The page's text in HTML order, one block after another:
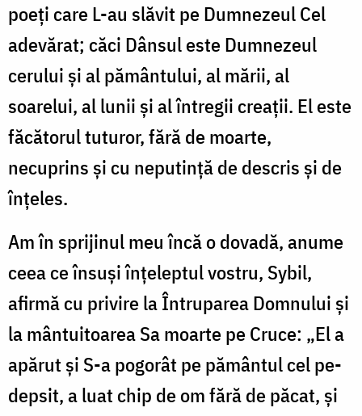
poeți care L-au slăvit pe Dumnezeul Cel
ade­vărat; căci Dânsul este Dumnezeul
cerului și al pământului, al mării, al
soarelui, al lunii și al întregii creații. El este
făcătorul tuturor, fără de moarte,
necuprins și cu neputință de descris și de
înțeles.
Am în sprijinul meu încă o dovadă, anu­me
ceea ce însuși înțeleptul vostru, Sybil,
afirmă cu privire la Întruparea Domnului și
la mântuitoarea Sa moarte pe Cruce: „El a
apărut și S-a pogorât pe pământul cel pe­
depsit, a luat chip de om fără de păcat, și